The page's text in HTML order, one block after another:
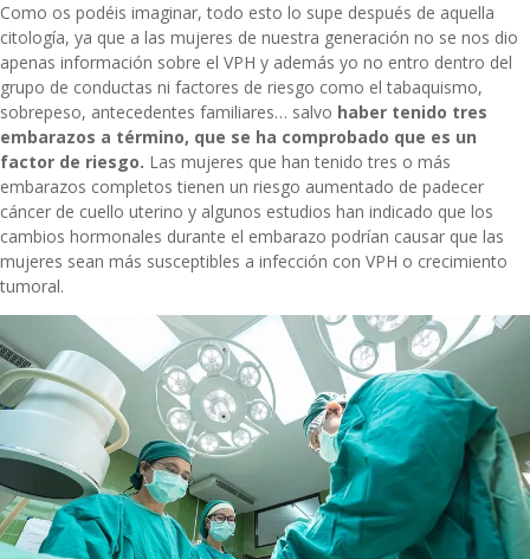
Como os podéis imaginar, todo esto lo supe después de aquella
citología, ya que a las mujeres de nuestra generación no se nos dio
apenas información sobre el VPH y además yo no entro dentro del
grupo de conductas ni factores de riesgo como el tabaquismo,
sobrepeso, antecedentes familiares… salvo haber tenido tres
embarazos a término, que se ha comprobado que es un
factor de riesgo. Las mujeres que han tenido tres o más
embarazos completos tienen un riesgo aumentado de padecer
cáncer de cuello uterino y algunos estudios han indicado que los
cambios hormonales durante el embarazo podrían causar que las
mujeres sean más susceptibles a infección con VPH o crecimiento
tumoral.